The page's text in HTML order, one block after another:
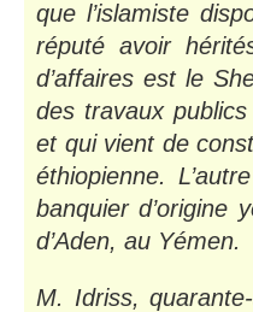
que l’islamiste
réputé avoir
d’affaires est le
des travaux
et qui vient de
éthiopienne.
banquier d’origine
d’Aden, au Yémen.
M. Idriss,